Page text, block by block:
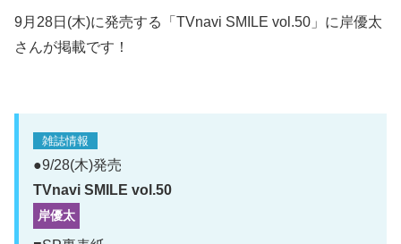
9月28日(木)に発売する「TVnavi SMILE vol.50」に岸優太
さんが掲載です！
雑誌情報
●9/28(木)発売
TVnavi SMILE vol.50
岸優太